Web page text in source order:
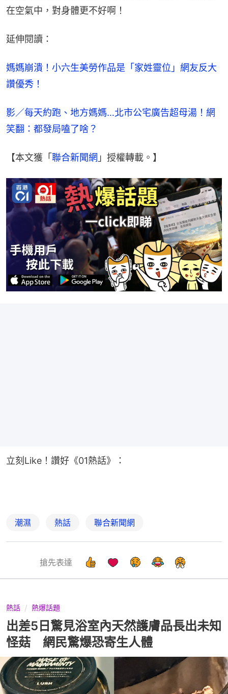
在空氣中，對身體更不好啊！
延伸閱讀：
媽媽崩潰！小六生美勞作品是「家姓靈位」網友反大
讚優秀！
影／每天約跑、地方媽媽…北市公宅廣告超母湯！網
笑翻：都發局嗑了啥？
【本文獲「聯合新聞網 」授權轉載。】
立刻Like！讚好《01熱話》：
潮濕 熱話 聯合新聞網
搶先表達
熱話 熱爆話題
出差5日驚見浴室內天然護膚品長出未知
怪菇 網民驚爆恐寄生人體